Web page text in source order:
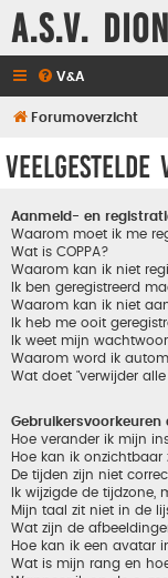
A.S.V.
V&A
Forumoverzicht
Veelgestelde
Aanmeld- en
Waarom moet ik me
Wat is COPPA?
Waarom kan ik niet
Ik ben geregistreerd
Waarom kan ik niet
Ik heb me ooit
Ik weet mijn
Waarom word ik
Wat doet "verwijder
Gebruikersvoorkeuren
Hoe verander ik mijn
Hoe kan ik
De tijden zijn niet
Ik wijzigde de tijdzone,
Mijn taal zit niet in de
Wat zijn de
Hoe kan ik een avatar
Wat is mijn rang en